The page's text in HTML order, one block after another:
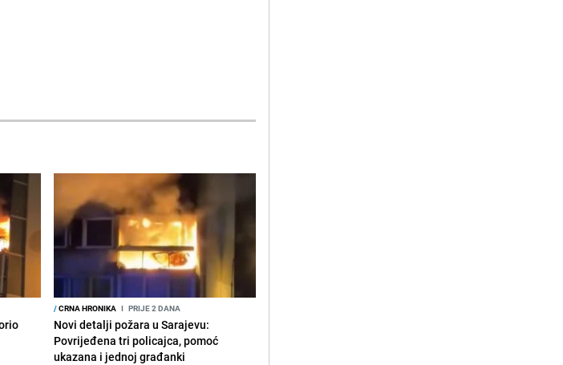
/CRNA HRONIKA I PRIJE 2 DANA
Novi detalji požara u Sarajevu:
Povrijeđena tri policajca, pomoć
ukazana i jednoj građanki